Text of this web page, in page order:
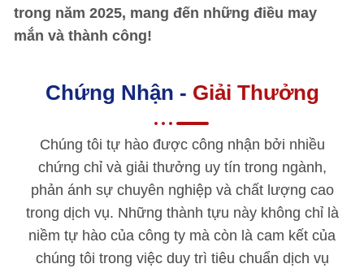
trong năm 2025, mang đến những điều may
mắn và thành công!
Chứng Nhận - Giải Thưởng
Chúng tôi tự hào được công nhận bởi nhiều
chứng chỉ và giải thưởng uy tín trong ngành,
phản ánh sự chuyên nghiệp và chất lượng cao
trong dịch vụ. Những thành tựu này không chỉ là
niềm tự hào của công ty mà còn là cam kết của
chúng tôi trong việc duy trì tiêu chuẩn dịch vụ